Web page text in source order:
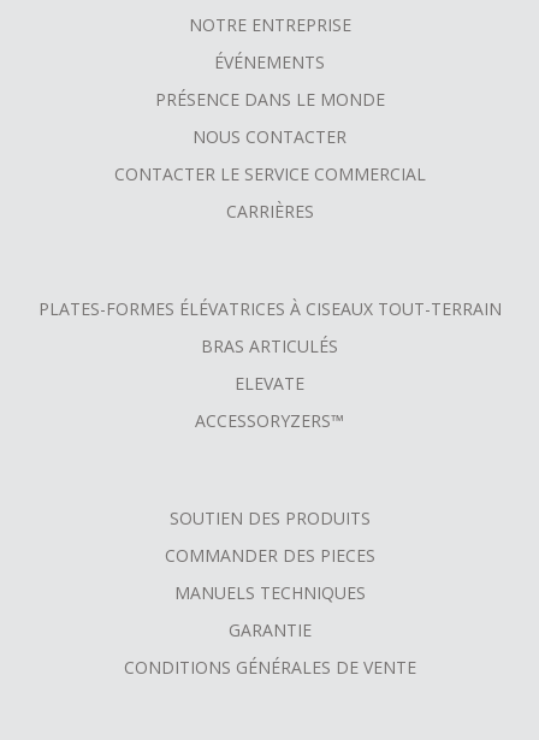
NOTRE ENTREPRISE
ÉVÉNEMENTS
PRÉSENCE DANS LE MONDE
NOUS CONTACTER
CONTACTER LE SERVICE COMMERCIAL
CARRIÈRES
PLATES-FORMES ÉLÉVATRICES À CISEAUX TOUT-TERRAIN
BRAS ARTICULÉS
ELEVATE
ACCESSORYZERS™
SOUTIEN DES PRODUITS
COMMANDER DES PIECES
MANUELS TECHNIQUES
GARANTIE
CONDITIONS GÉNÉRALES DE VENTE